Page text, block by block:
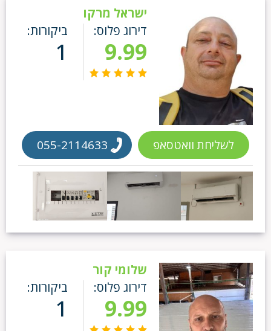
ישראל מרקו
דירוג פלוס:
9.99
ביקורות:
1
לשליחת וואטסאפ 055-2114633
שלומי קור
דירוג פלוס:
9.99
ביקורות:
1